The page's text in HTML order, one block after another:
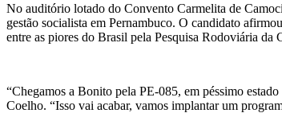
No auditório lotado do Convento Carmelita de
gestão socialista em Pernambuco. O candidato
entre as piores do Brasil pela Pesquisa Rodoviária
“Chegamos a Bonito pela PE-085, em péssimo
Coelho. “Isso vai acabar, vamos implantar um